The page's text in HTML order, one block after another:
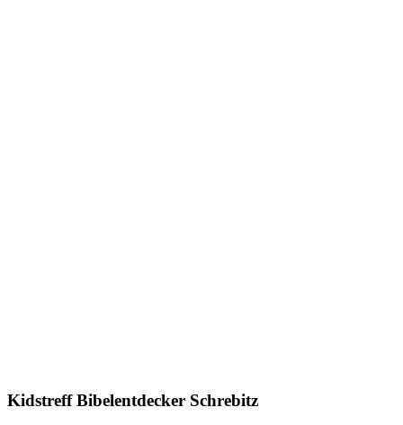
Kidstreff Bibelentdecker Schrebitz